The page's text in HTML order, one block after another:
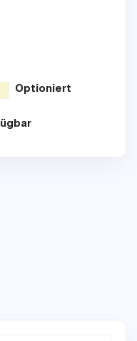
Optioniert